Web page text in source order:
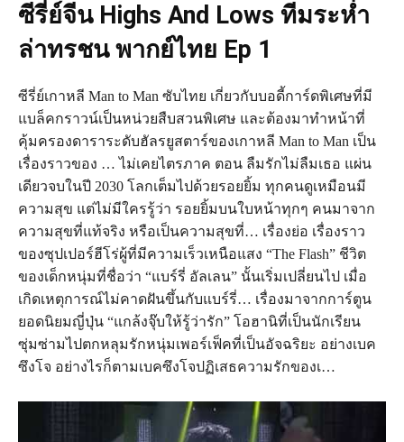
ซีรี่ย์จีน Highs And Lows ทีมระห่ำ
ล่าทรชน พากย์ไทย Ep 1
ซีรี่ย์เกาหลี Man to Man ซับไทย เกี่ยวกับบอดี้การ์ดพิเศษที่มี
แบล็คกราวน์เป็นหน่วยสืบสวนพิเศษ และต้องมาทำหน้าที่
คุ้มครองดาราระดับฮัลรยูสตาร์ของเกาหลี Man to Man เป็น
เรื่องราวของ … ไม่เคยไตรภาค ตอน ลืมรักไม่ลืมเธอ แผ่น
เดียวจบในปี 2030 โลกเต็มไปด้วยรอยยิ้ม ทุกคนดูเหมือนมี
ความสุข แต่ไม่มีใครรู้ว่า รอยยิ้มบนใบหน้าทุกๆ คนมาจาก
ความสุขที่แท้จริง หรือเป็นความสุขที่… เรื่องย่อ เรื่องราว
ของซุปเปอร์ฮีโร่ผู้ที่มีความเร็วเหนือแสง “The Flash” ชีวิต
ของเด็กหนุ่มที่ชื่อว่า “แบร์รี่ อัลเลน” นั้นเริ่มเปลี่ยนไป เมื่อ
เกิดเหตุการณ์ไม่คาดฝันขึ้นกับแบร์รี่… เรื่องมาจากการ์ตูน
ยอดนิยมญี่ปุ่น “แกล้งจุ๊บให้รู้ว่ารัก” โอฮานิที่เป็นนักเรียน
ซุ่มซ่ามไปตกหลุมรักหนุ่มเพอร์เฟ็คที่เป็นอัจฉริยะ อย่างเบค
ซึงโจ อย่างไรก็ตามเบคซึงโจปฏิเสธความรักของเ…